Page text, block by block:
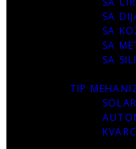
SA
SA
SA
SA
TIP